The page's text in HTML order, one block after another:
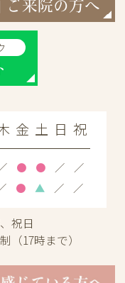
ご来院の方へ
金 土 日 祝
● ● ／ ／
● ▲ ／ ／
祝日
17時まで）